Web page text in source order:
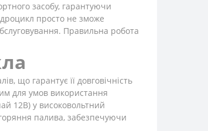
засобу, гарантуючи
просто не зможе
Правильна робота
що гарантує її довговічність
для умов використання
12В) у високовольтний
палива, забезпечуючи